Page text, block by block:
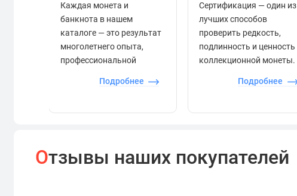
Каждая монета и
банкнота в нашем
каталоге — это результат
многолетнего опыта,
профессиональной
контроля.
Подробнее
Сертификация — один из
лучших способов
проверить редкость,
подлинность и ценность
коллекционной монеты.
Подробнее
Отзывы наших покупателей